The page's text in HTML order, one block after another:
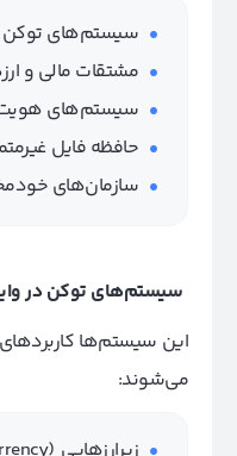
سیستم‌های توکن
مشتقات مالی و
سیستم‌های هویت
حافظه فایل
سازمان‌های
سیستم‌های توکن در
این سیستم‌ها
می‌شوند: